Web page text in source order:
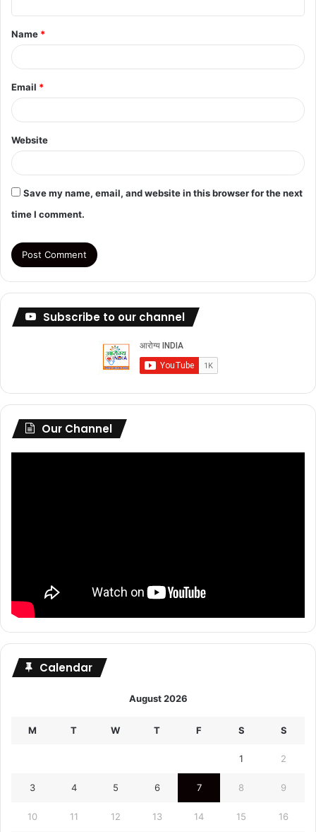
t
*
Name *
Email *
Website
Save my name, email, and website in this browser for the next
time I comment.
Subscribe to our channel
Our Channel
Calendar
August 2026
M T W T F S S
1 2
3 4 5 6 7 8 9
10 11 12 13 14 15 16